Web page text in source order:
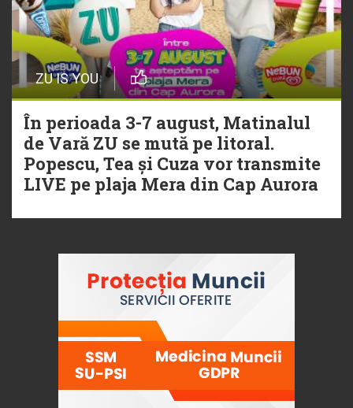
ZU IS YOU
În perioada 3-7 august, Matinalul
de Vară ZU se mută pe litoral.
Popescu, Tea și Cuza vor transmite
LIVE pe plaja Mera din Cap Aurora